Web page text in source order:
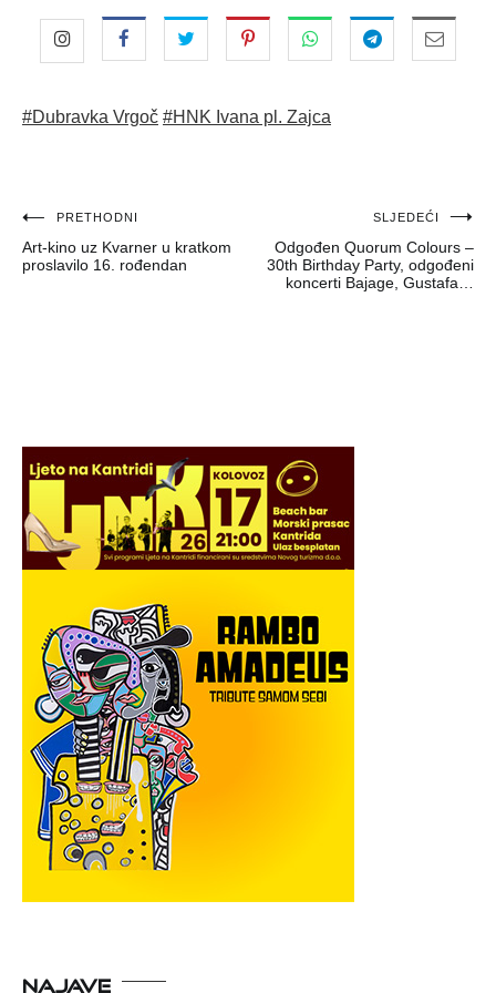
#Dubravka Vrgoč #HNK Ivana pl. Zajca
Navigacija
objava
PRETHODNI
Art-kino uz Kvarner u kratkom
proslavilo 16. rođendan
SLJEDEĆI
Odgođen Quorum Colours –
30th Birthday Party, odgođeni
koncerti Bajage, Gustafa…
NAJAVE